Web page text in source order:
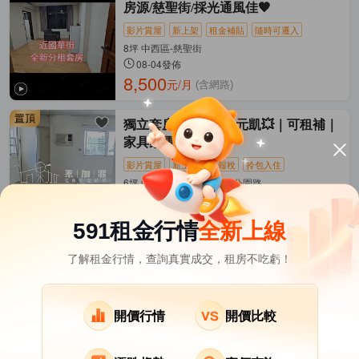
房源/慈聖街/採光通風佳🧡
影片賞屋 新上架 租金補貼 隨時可遷入
8坪 中西區-慈聖街
08-04發佈
8,500元/月 (含網路)
獨立套房
💥乘加兆元凱💥｜可租補｜
家具家電齊全｜
影片賞屋 新上架 可報稅 拎包入住
6坪 中央廣場大廈 中西區-公園路
08-03發佈
9,500元/月 (含管理費)
其它租屋 熱門在租社區
新市區租屋
麻豆區租屋
591租金行情全新上線
了解租金行情，查詢真實成交，租房不吃虧！
開價行情 開價比較